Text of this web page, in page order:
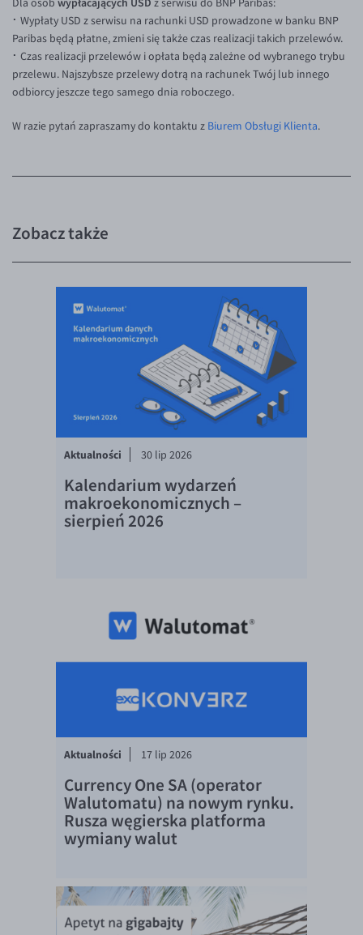
EUR/USD
EUR/GBP
EUR/CHF
EUR/DKK
EUR/BGN
EUR/CAD
EUR/CNY
EUR/HKD
EUR/HUF
EUR/NZD
EUR/RON
EUR/SGD
EUR/TRY
EUR/ZAR
Dla osób
z serwisu do BNP Paribas:
⠂ Wypłaty USD z serwisu na rachunki USD prowadzone w banku BNP
Paribas będą płatne, zmieni się także czas realizacji takich przelewów.
⠂ Czas realizacji przelewów i opłata będą zależne od wybranego trybu
przelewu. Najszybsze przelewy dotrą na rachunek Twój lub innego
odbiorcy jeszcze tego samego dnia roboczego.
W razie pytań zapraszamy do kontaktu z Biurem Obsługi Klienta.
Zobacz także
Aktualności 30 lip 2026
Kalendarium wydarzeń
makroekonomicznych –
sierpień 2026
Aktualności 17 lip 2026
Currency One SA (operator
Walutomatu) na nowym rynku.
Rusza węgierska platforma
wymiany walut